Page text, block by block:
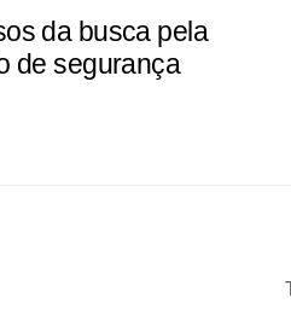
da busca pela
de segurança